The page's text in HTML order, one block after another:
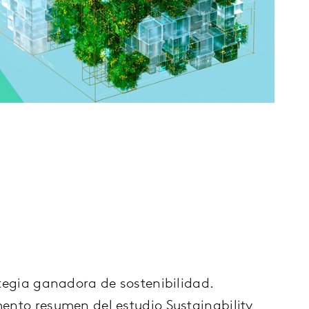
ganadora de sostenibilidad.
resumen del estudio Sustainability